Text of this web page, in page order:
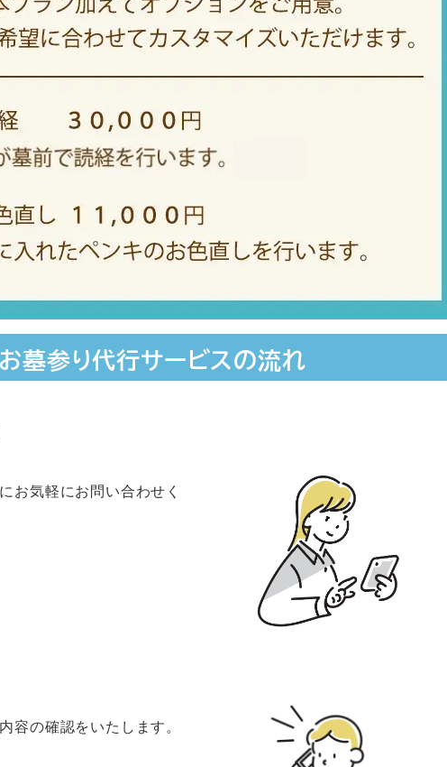
お墓参り代行サービスの流れ
お気軽にお問い合わせく
容の確認をいたします。